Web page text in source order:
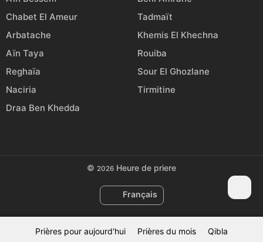
Prières pour aujourd'hui Prières du mois Qibla
Chabet El Ameur
Tadmaït
Arbatache
Khemis El Khechna
Aïn Taya
Rouiba
Reghaïa
Sour El Ghozlane
Naciria
Tirmitine
Draa Ben Khedda
© 2026 Heure de priere
Français